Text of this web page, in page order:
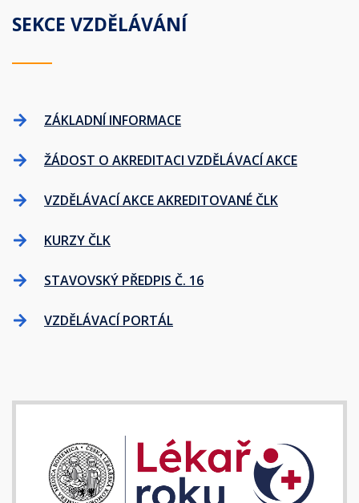
SEKCE VZDĚLÁVÁNÍ
ZÁKLADNÍ INFORMACE
ŽÁDOST O AKREDITACI VZDĚLÁVACÍ AKCE
VZDĚLÁVACÍ AKCE AKREDITOVANÉ ČLK
KURZY ČLK
STAVOVSKÝ PŘEDPIS Č. 16
VZDĚLÁVACÍ PORTÁL